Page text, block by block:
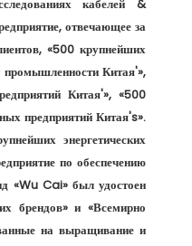
кабелей &
отвечающее за
«500 крупнейших
Китая'»,
Китая'», «500
предприятий Китая's».
энергетических
по обеспечению
«Wu Cai» был удостоен
брендов» и «Всемирно
на выращивание и